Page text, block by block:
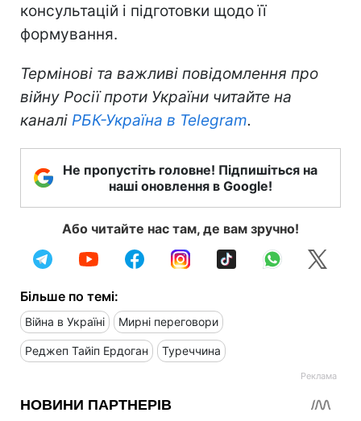
консультацій і підготовки щодо її
формування.
Термінові та важливі повідомлення про
війну Росії проти України читайте на
каналі РБК-Україна в Telegram.
Не пропустіть головне! Підпишіться на
наші оновлення в Google!
Або читайте нас там, де вам зручно!
Більше по темі:
Війна в Україні Мирні переговори
Реджеп Тайіп Ердоган Туреччина